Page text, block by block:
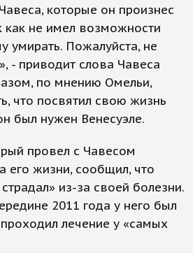
которые он произнес
как не имел возможности
умирать. Пожалуйста, не
- приводит слова Чавеса
по мнению Омельи,
что посвятил свою жизнь
был нужен Венесуэле.
провел с Чавесом
его жизни, сообщил, что
из-за своей болезни.
2011 года у него был
лечение у «самых